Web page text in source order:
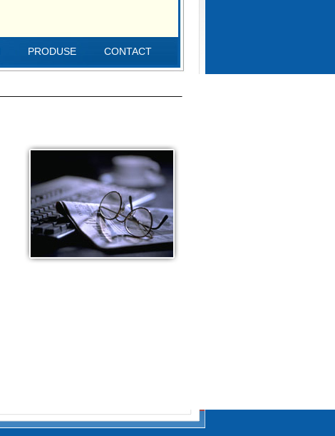
PRODUSE CONTACT